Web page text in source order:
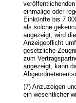
einmalige oder
Einkünfte bis 7
als solche
angezeigt, wird
Anzeigepflicht
gesetzliche
zum
angezeigt, kann
(7) Anzuzeigen
ein wesentlicher